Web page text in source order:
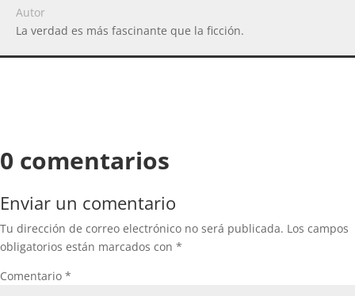
Autor
La verdad es más fascinante que la ficción.
0 comentarios
Enviar un comentario
Tu dirección de correo electrónico no será publicada. Los campos
obligatorios están marcados con *
Comentario *